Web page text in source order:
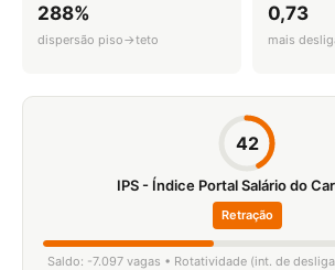
288%
dispersão piso→teto
0,73
mais
42
IPS - Índice Portal Salário do
Retração
Saldo: -7.097 vagas • Rotatividade (int. de